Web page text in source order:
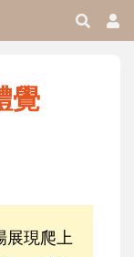
覺
展現爬上